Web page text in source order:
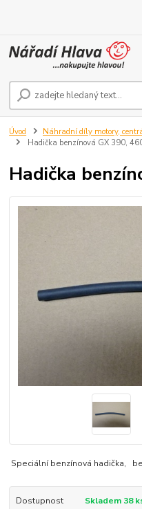
Úvod Náhradní díly motory,
Hadička benzínová GX 390,
Hadička
Speciální benzínová hadička,
Dostupnost Skladem 38